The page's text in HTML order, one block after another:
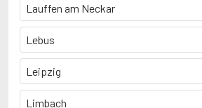
Lauffen am Neckar
Lebus
Leipzig
Limbach